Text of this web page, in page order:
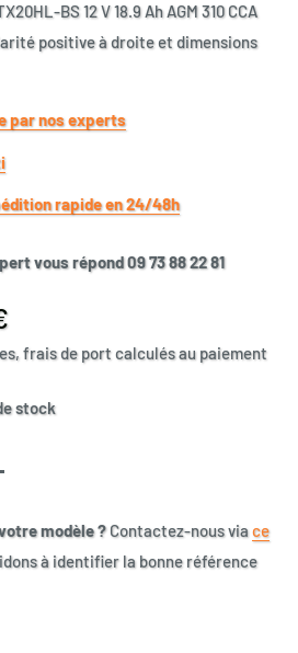
BS 12 V 18.9 Ah AGM 310 CCA
positive à droite et dimensions
par nos experts
rapide en 24/48h
vous répond 09 73 88 22 81
frais de port calculés au paiement
stock
modèle ?Contactez-nous viace
à identifier la bonne référence